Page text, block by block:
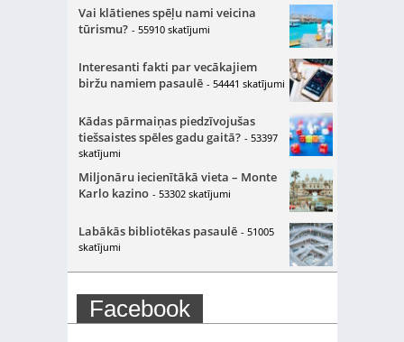
Vai klātienes spēļu nami veicina
tūrismu? - 55910 skatījumi
Interesanti fakti par vecākajiem
biržu namiem pasaulē - 54441 skatījumi
Kādas pārmaiņas piedzīvojušas
tiešsaistes spēles gadu gaitā? - 53397
skatījumi
Miljonāru iecienītākā vieta – Monte
Karlo kazino - 53302 skatījumi
Labākās bibliotēkas pasaulē - 51005
skatījumi
Facebook